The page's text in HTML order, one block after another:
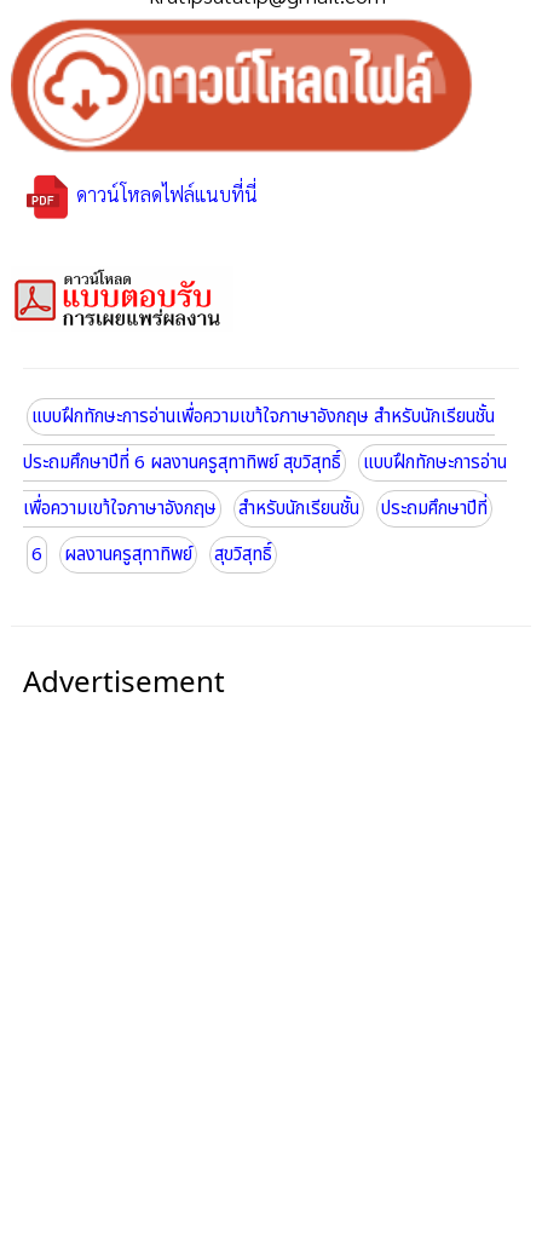
ดาวน์โหลดไฟล์แนบที่นี่
แบบฝึกทักษะการอ่านเพื่อความเขา้ใจภาษาอังกฤษ สำหรับนักเรียนชั้น
ประถมศึกษาปีที่ 6 ผลงานครูสุทาทิพย์ สุขวิสุทธิ์
แบบฝึกทักษะการอ่าน
เพื่อความเขา้ใจภาษาอังกฤษ
สำหรับนักเรียนชั้น
ประถมศึกษาปีที่
6
ผลงานครูสุทาทิพย์ สุขวิสุทธิ์
Advertisement